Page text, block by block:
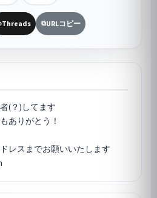
Threads ⧉URLコピー
(？)してます
ありがとう！
レスまでお願いいたします